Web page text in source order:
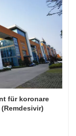
für koronare